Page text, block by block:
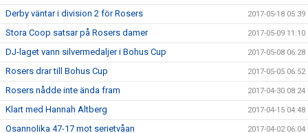
Derby väntar i division 2 för Rosers 2017-05-18 05:39
Stora Coop satsar på Rosers damer 2017-05-09 11:10
DJ-laget vann silvermedaljer i Bohus Cup 2017-05-08 06:28
Rosers drar till Bohus Cup 2017-05-05 06:52
Rosers nådde inte ända fram 2017-04-30 08:24
Klart med Hannah Altberg 2017-04-15 04:48
Osannolika 47-17 mot serietvåan 2017-04-02 06:04